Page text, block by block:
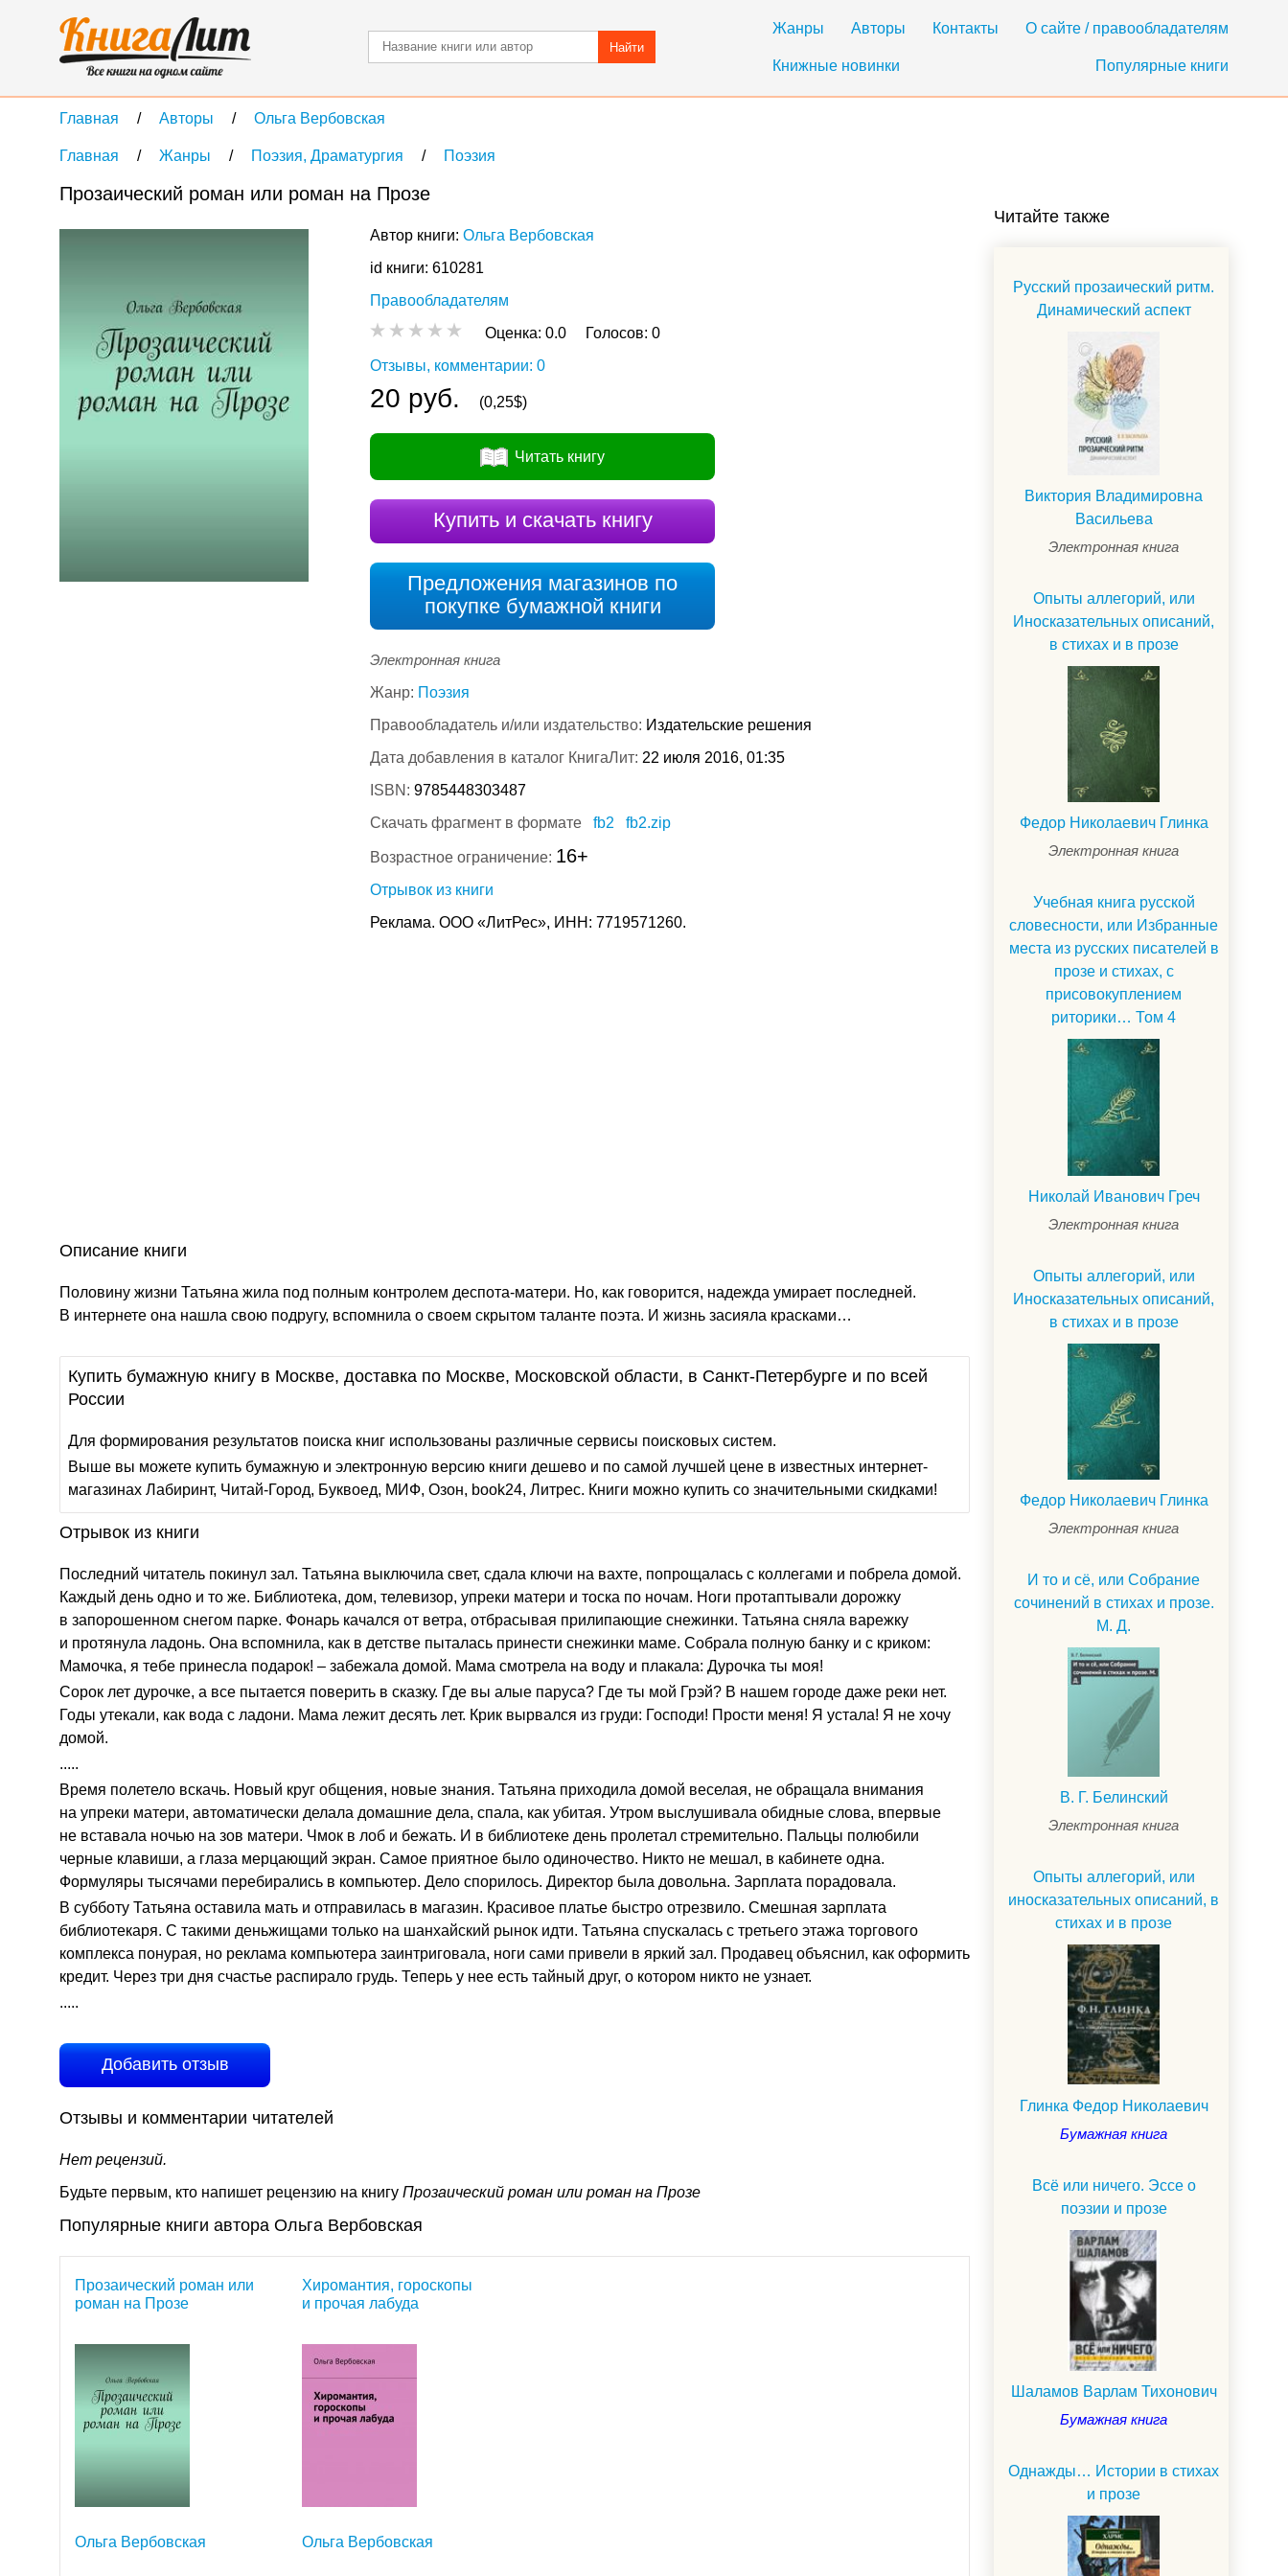
Жанры Авторы Контакты О сайте / правообладателям
Книжные новинки Популярные книги
Найти
Главная Авторы Ольга Вербовская
Главная Жанры Поэзия, Драматургия Поэзия
Прозаический роман или роман на Прозе
Автор книги: Ольга Вербовская
id книги: 610281
Правообладателям
Оценка: 0.0 Голосов: 0
Отзывы, комментарии: 0
20 руб. (0,25$)
Читать книгу
Купить и скачать книгу
Предложения магазинов по
покупке бумажной книги
Электронная книга
Жанр: Поэзия
Правообладатель и/или издательство: Издательские решения
Дата добавления в каталог КнигаЛит: 22 июля 2016, 01:35
ISBN: 9785448303487
Скачать фрагмент в формате
fb2 fb2.zip
Возрастное ограничение: 16+
Отрывок из книги
Реклама. ООО «ЛитРес», ИНН: 7719571260.
Описание книги
Половину жизни Татьяна жила под полным контролем деспота-матери. Но, как говорится, надежда умирает последней.
В интернете она нашла свою подругу, вспомнила о своем скрытом таланте поэта. И жизнь засияла красками…
Купить бумажную книгу в Москве, доставка по Москве, Московской области, в Санкт-Петербурге и по всей
России
Для формирования результатов поиска книг использованы различные сервисы поисковых систем.
Выше вы можете купить бумажную и электронную версию книги дешево и по самой лучшей цене в известных интернет-
магазинах Лабиринт, Читай-Город, Буквоед, МИФ, Озон, book24, Литрес. Книги можно купить со значительными скидками!
Отрывок из книги
Последний читатель покинул зал. Татьяна выключила свет, сдала ключи на вахте, попрощалась с коллегами и побрела домой.
Каждый день одно и то же. Библиотека, дом, телевизор, упреки матери и тоска по ночам. Ноги протаптывали дорожку
в запорошенном снегом парке. Фонарь качался от ветра, отбрасывая прилипающие снежинки. Татьяна сняла варежку
и протянула ладонь. Она вспомнила, как в детстве пыталась принести снежинки маме. Собрала полную банку и с криком:
Мамочка, я тебе принесла подарок! – забежала домой. Мама смотрела на воду и плакала: Дурочка ты моя!
Сорок лет дурочке, а все пытается поверить в сказку. Где вы алые паруса? Где ты мой Грэй? В нашем городе даже реки нет.
Годы утекали, как вода с ладони. Мама лежит десять лет. Крик вырвался из груди: Господи! Прости меня! Я устала! Я не хочу
домой.
.....
Время полетело вскачь. Новый круг общения, новые знания. Татьяна приходила домой веселая, не обращала внимания
на упреки матери, автоматически делала домашние дела, спала, как убитая. Утром выслушивала обидные слова, впервые
не вставала ночью на зов матери. Чмок в лоб и бежать. И в библиотеке день пролетал стремительно. Пальцы полюбили
черные клавиши, а глаза мерцающий экран. Самое приятное было одиночество. Никто не мешал, в кабинете одна.
Формуляры тысячами перебирались в компьютер. Дело спорилось. Директор была довольна. Зарплата порадовала.
В субботу Татьяна оставила мать и отправилась в магазин. Красивое платье быстро отрезвило. Смешная зарплата
библиотекаря. С такими деньжищами только на шанхайский рынок идти. Татьяна спускалась с третьего этажа торгового
комплекса понурая, но реклама компьютера заинтриговала, ноги сами привели в яркий зал. Продавец объяснил, как оформить
кредит. Через три дня счастье распирало грудь. Теперь у нее есть тайный друг, о котором никто не узнает.
.....
Добавить отзыв
Отзывы и комментарии читателей
Нет рецензий.
Будьте первым, кто напишет рецензию на книгу Прозаический роман или роман на Прозе
Популярные книги автора Ольга Вербовская
Прозаический роман или
роман на Прозе
Ольга Вербовская
Хиромантия, гороскопы
и прочая лабуда
Ольга Вербовская
Читайте также
Русский прозаический ритм.
Динамический аспект
Виктория Владимировна
Васильева
Электронная книга
Опыты аллегорий, или
Иносказательных описаний,
в стихах и в прозе
Федор Николаевич Глинка
Электронная книга
Учебная книга русской
словесности, или Избранные
места из русских писателей в
прозе и стихах, с
присовокуплением
риторики… Том 4
Николай Иванович Греч
Электронная книга
Опыты аллегорий, или
Иносказательных описаний,
в стихах и в прозе
Федор Николаевич Глинка
Электронная книга
И то и сё, или Собрание
сочинений в стихах и прозе.
М. Д.
В. Г. Белинский
Электронная книга
Опыты аллегорий, или
иносказательных описаний, в
стихах и в прозе
Глинка Федор Николаевич
Бумажная книга
Всё или ничего. Эссе о
поэзии и прозе
Шаламов Варлам Тихонович
Бумажная книга
Однажды… Истории в стихах
и прозе